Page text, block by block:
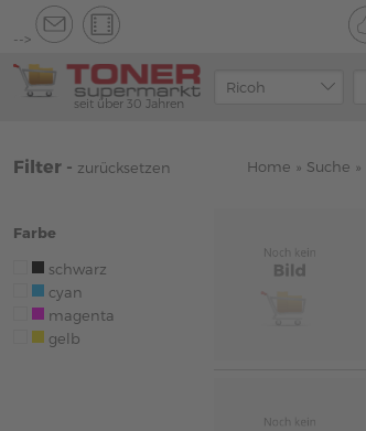
-->
seit über 30 Jahren
Filter - zurücksetzen
Farbe
schwarz
cyan
magenta
gelb
Home » Suche »